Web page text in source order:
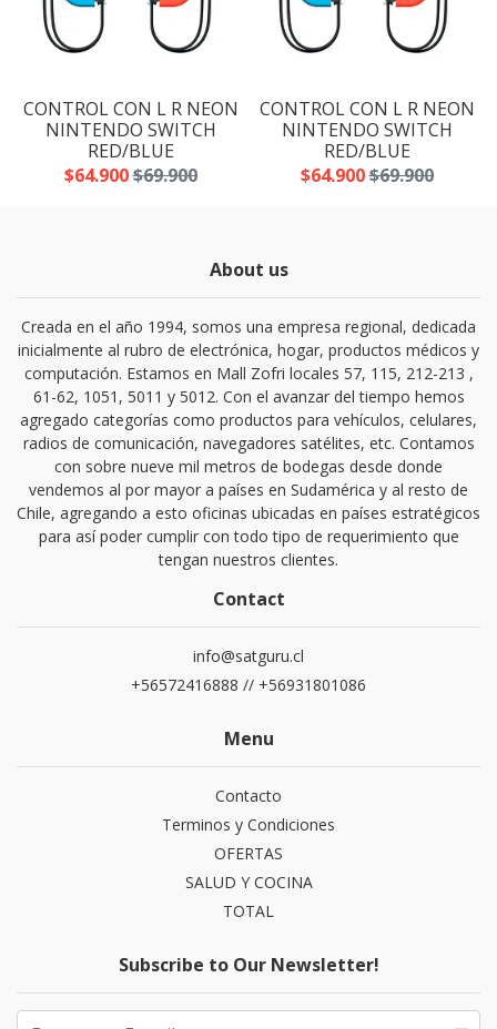
CONTROL CON L R NEON
NINTENDO SWITCH
RED/BLUE
$64.900$69.900
CONTROL CON L R NEON
NINTENDO SWITCH
RED/BLUE
$64.900$69.900
About us
Creada en el año 1994, somos una empresa regional, dedicada
inicialmente al rubro de electrónica, hogar, productos médicos y
computación. Estamos en Mall Zofri locales 57, 115, 212-213 ,
61-62, 1051, 5011 y 5012. Con el avanzar del tiempo hemos
agregado categorías como productos para vehículos, celulares,
radios de comunicación, navegadores satélites, etc. Contamos
con sobre nueve mil metros de bodegas desde donde
vendemos al por mayor a países en Sudamérica y al resto de
Chile, agregando a esto oficinas ubicadas en países estratégicos
para así poder cumplir con todo tipo de requerimiento que
tengan nuestros clientes.
Contact
info@satguru.cl
+56572416888 // +56931801086
Menu
Contacto
Terminos y Condiciones
OFERTAS
SALUD Y COCINA
TOTAL
Subscribe to Our Newsletter!